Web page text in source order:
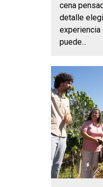
cena
detalle
experiencia
puede...